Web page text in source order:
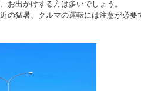
お出かけする方は多いでしょう。
の猛暑、クルマの運転には注意が必要